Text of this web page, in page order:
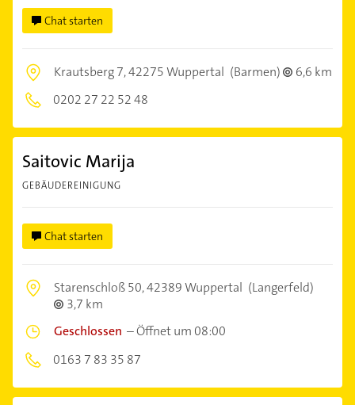
Chat starten
Krautsberg 7,42275 Wuppertal (Barmen)
6,6 km
0202 27 22 52 48
Saitovic Marija
GEBÄUDEREINIGUNG
Chat starten
Starenschloß 50,42389 Wuppertal (Langerfeld)
3,7 km
Geschlossen –Öffnet um 08:00
0163 7 83 35 87